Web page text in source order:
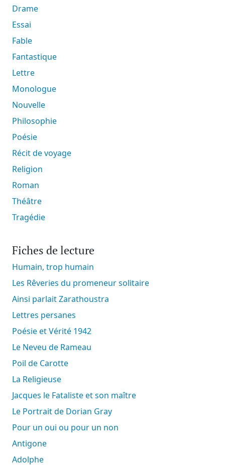
Drame
Essai
Fable
Fantastique
Lettre
Monologue
Nouvelle
Philosophie
Poésie
Récit de voyage
Religion
Roman
Théâtre
Tragédie
Fiches de lecture
Humain, trop humain
Les Rêveries du promeneur solitaire
Ainsi parlait Zarathoustra
Lettres persanes
Poésie et Vérité 1942
Le Neveu de Rameau
Poil de Carotte
La Religieuse
Jacques le Fataliste et son maître
Le Portrait de Dorian Gray
Pour un oui ou pour un non
Antigone
Adolphe